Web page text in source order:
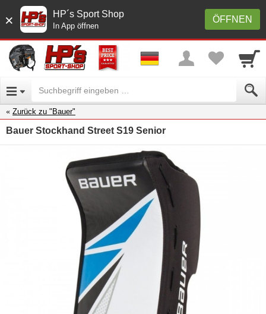
× ÖFFNEN
HP´s Sport Shop
In App öffnen
Zurück zu "Bauer"
Bauer Stockhand Street S19 Senior